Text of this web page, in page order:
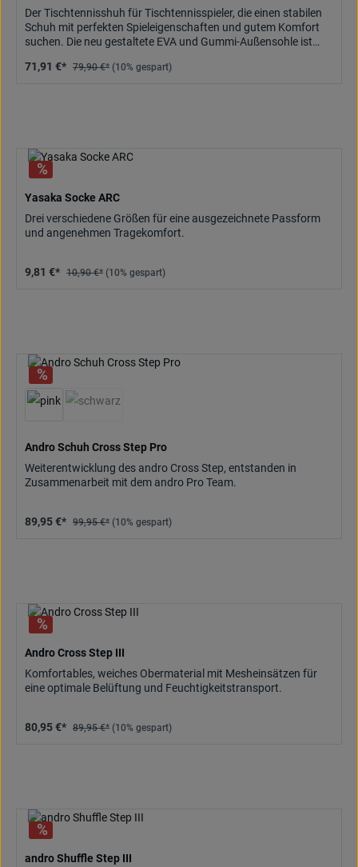
Der Tischtennisshuh für Tischtennisspieler, die einen stabilen
Schuh mit perfekten Spieleigenschaften und gutem Komfort
suchen. Die neu gestaltete EVA und Gummi-Außensohle ist
71,91 €* 79,90 €* (10% gespart)
Yasaka Socke ARC
Drei verschiedene Größen für eine ausgezeichnete Passform
und angenehmen Tragekomfort.
9,81 €* 10,90 €* (10% gespart)
Andro Schuh Cross Step Pro
Weiterentwicklung des andro Cross Step, entstanden in
Zusammenarbeit mit dem andro Pro Team.
89,95 €* 99,95 €* (10% gespart)
Andro Cross Step III
Komfortables, weiches Obermaterial mit Mesheinsätzen für
eine optimale Belüftung und Feuchtigkeitstransport.
80,95 €* 89,95 €* (10% gespart)
andro Shuffle Step III